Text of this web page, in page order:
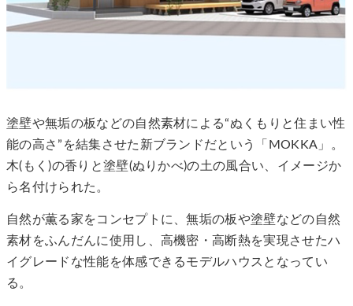
塗壁や無垢の板などの自然素材による“ぬくもりと住まい性
能の高さ”を結集させた新ブランドだという「MOKKA」。
木(もく)の香りと塗壁(ぬりかべ)の土の風合い、イメージか
ら名付けられた。
自然が薫る家をコンセプトに、無垢の板や塗壁などの自然
素材をふんだんに使用し、高機密・高断熱を実現させたハ
イグレードな性能を体感できるモデルハウスとなってい
る。